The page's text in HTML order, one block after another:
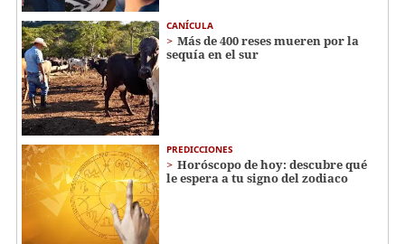
CANÍCULA
Más de 400 reses mueren por la
sequía en el sur
PREDICCIONES
Horóscopo de hoy: descubre qué
le espera a tu signo del zodiaco